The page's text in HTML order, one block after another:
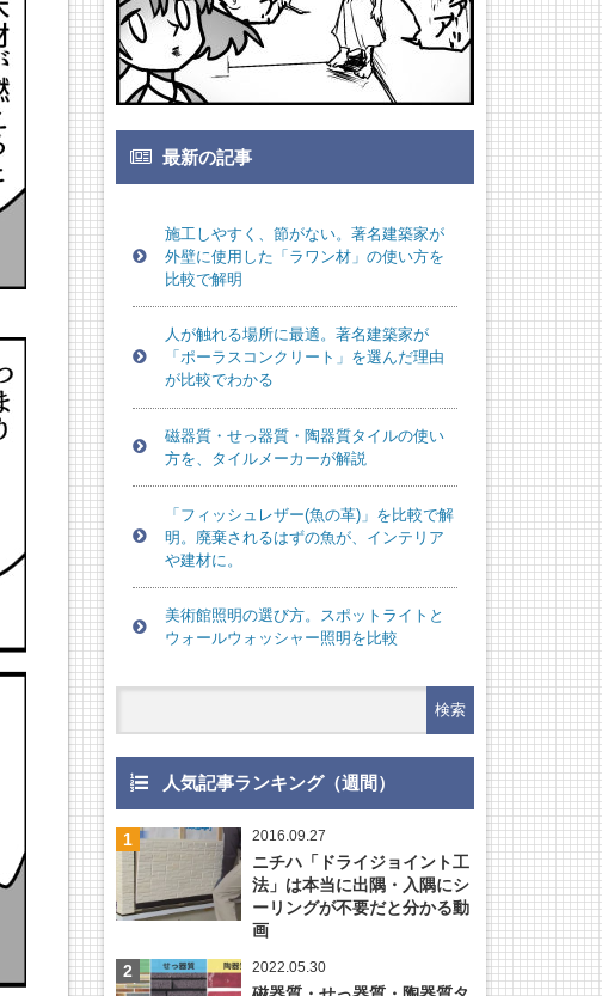
最新の記事
施工しやすく、節がない。著名建築家が
外壁に使用した「ラワン材」の使い方を
比較で解明
人が触れる場所に最適。著名建築家が
「ポーラスコンクリート」を選んだ理由
が比較でわかる
磁器質・せっ器質・陶器質タイルの使い
方を、タイルメーカーが解説
「フィッシュレザー(魚の革)」を比較で解
明。廃棄されるはずの魚が、インテリア
や建材に。
美術館照明の選び方。スポットライトと
ウォールウォッシャー照明を比較
人気記事ランキング（週間）
2016.09.27
ニチハ「ドライジョイント工
法」は本当に出隅・入隅にシ
ーリングが不要だと分かる動
画
2022.05.30